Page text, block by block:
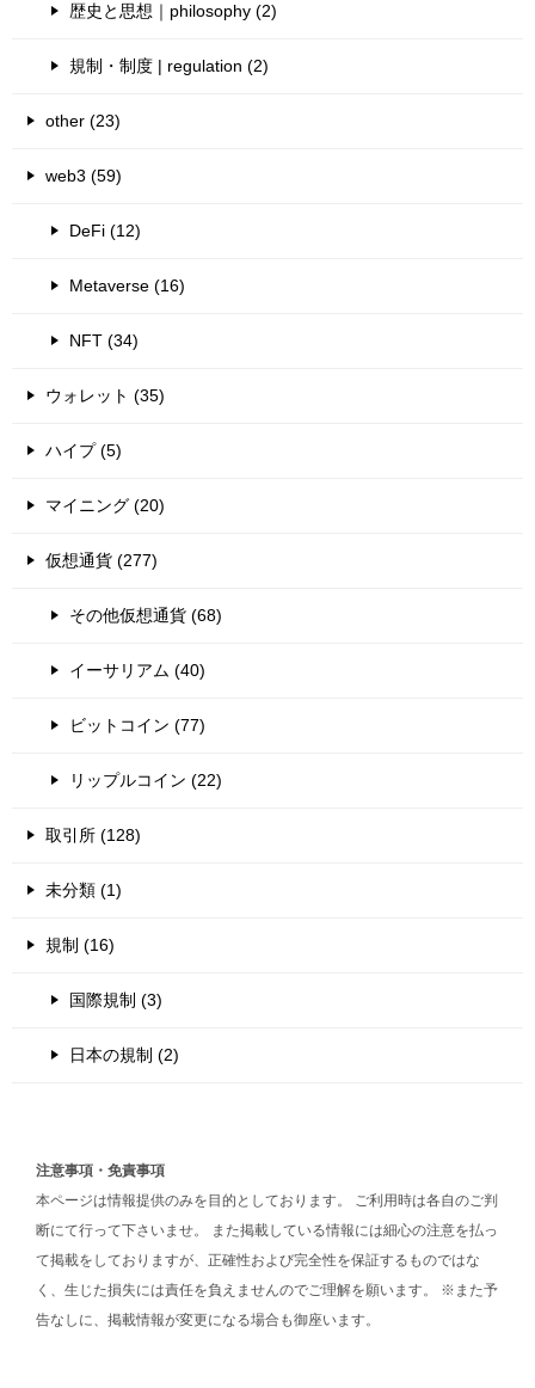
歴史と思想｜philosophy (2)
規制・制度 | regulation (2)
other (23)
web3 (59)
DeFi (12)
Metaverse (16)
NFT (34)
ウォレット (35)
ハイプ (5)
マイニング (20)
仮想通貨 (277)
その他仮想通貨 (68)
イーサリアム (40)
ビットコイン (77)
リップルコイン (22)
取引所 (128)
未分類 (1)
規制 (16)
国際規制 (3)
日本の規制 (2)
注意事項・免責事項
本ページは情報提供のみを目的としております。 ご利用時は各自のご判
断にて行って下さいませ。 また掲載している情報には細心の注意を払っ
て掲載をしておりますが、正確性および完全性を保証するものではな
く、生じた損失には責任を負えませんのでご理解を願います。 ※また予
告なしに、掲載情報が変更になる場合も御座います。